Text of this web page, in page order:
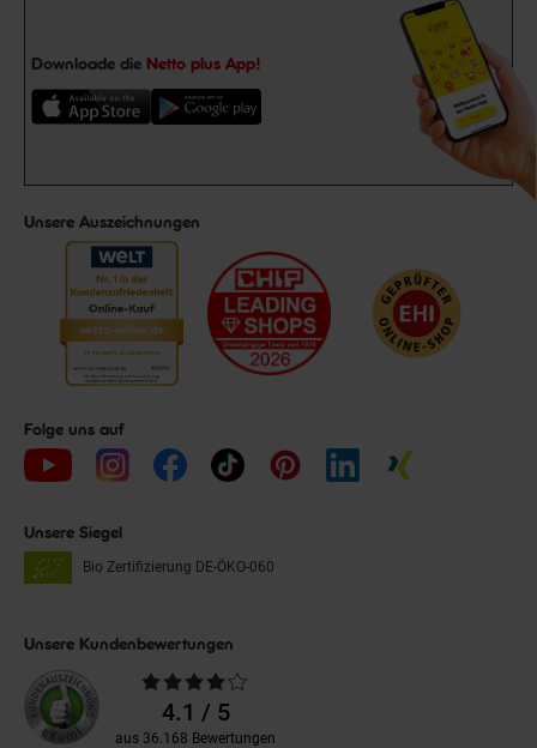
Downloade die Netto plus App!
Unsere Auszeichnungen
Folge uns auf
Unsere Siegel
Bio Zertifizierung DE-ÖKO-060
Unsere Kundenbewertungen
Durchschnittliche
Bewertungen4.1 / 5
aus 36.168 Bewertungen